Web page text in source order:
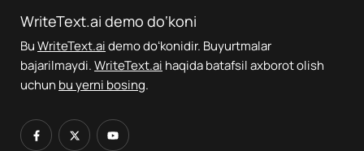
WriteText.ai demo do‘koni
BuWriteText.aidemo doʻkonidir. Buyurtmalar
bajarilmaydi.WriteText.ai haqida batafsil axborot olish
uchun bu yerni bosing.